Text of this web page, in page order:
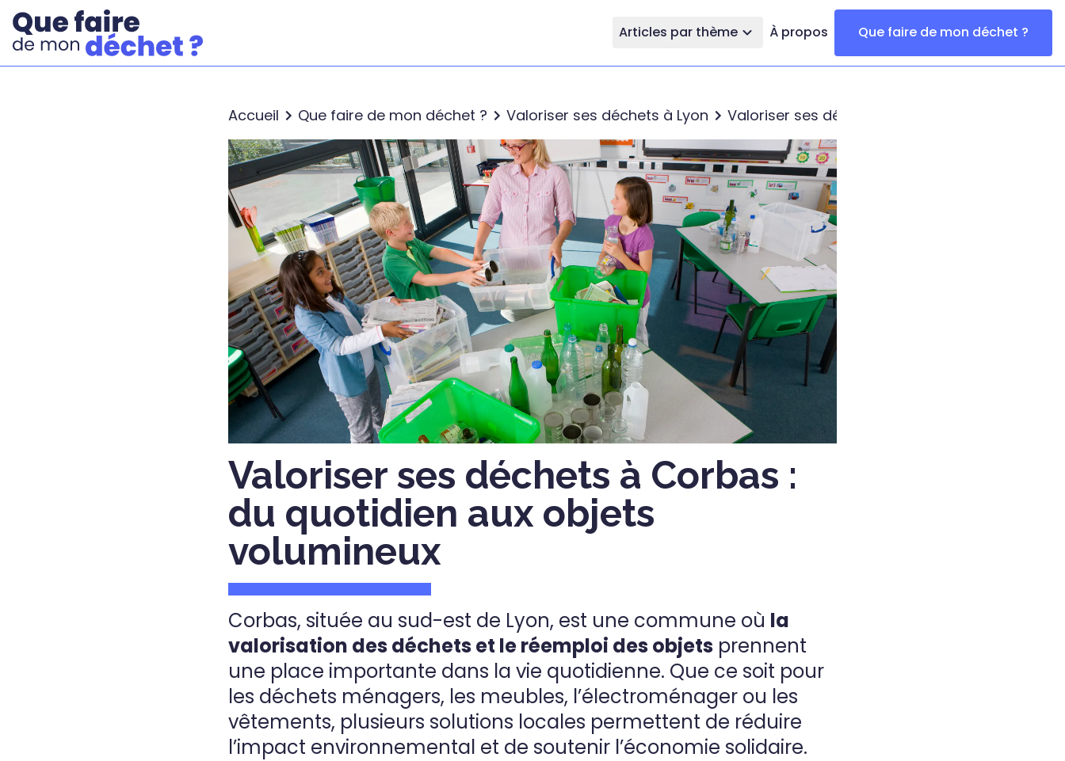
Articles par thème À propos Que faire de mon déchet ?
Accueil Que faire de mon déchet ? Valoriser ses déchets à Lyon Valoriser ses déchets à Corbas : du quotidien
Valoriser ses déchets à Corbas :
du quotidien aux objets
volumineux
Corbas, située au sud-est de Lyon, est une commune où la
valorisation des déchets et le réemploi des objets prennent
une place importante dans la vie quotidienne. Que ce soit pour
les déchets ménagers, les meubles, l’électroménager ou les
vêtements, plusieurs solutions locales permettent de réduire
l’impact environnemental et de soutenir l’économie solidaire.